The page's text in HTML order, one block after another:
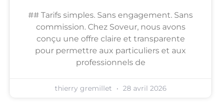
## Tarifs simples. Sans engagement. Sans
commission. Chez Soveur, nous avons
conçu une offre claire et transparente
pour permettre aux particuliers et aux
professionnels de
thierry gremillet 28 avril 2026